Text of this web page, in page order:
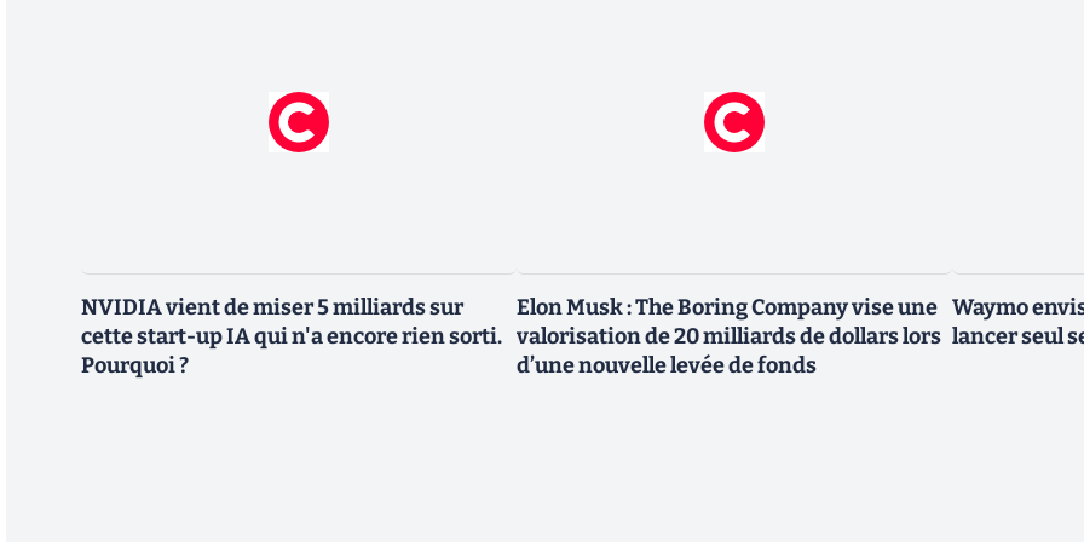
NVIDIA vient de miser 5 milliards sur
cette start-up IA qui n'a encore rien sorti.
Pourquoi ?
Elon Musk : The Boring Company vise une
valorisation de 20 milliards de dollars lors
d’une nouvelle levée de fonds
Waymo
lancer seul